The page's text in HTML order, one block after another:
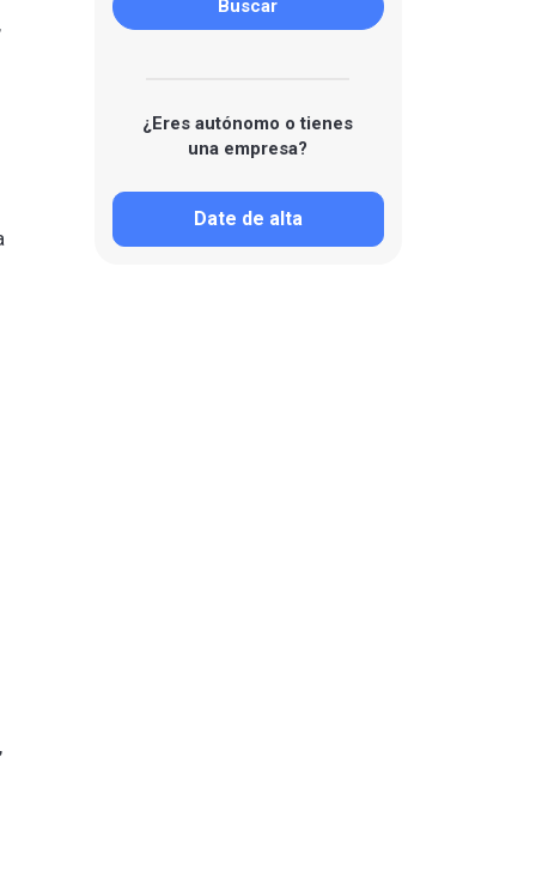
,
¿Eres autónomo o tienes
una empresa?
Date de alta